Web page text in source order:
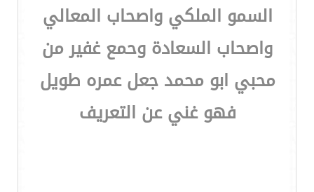
السمو الملكي واصحاب المعالي
واصحاب السعادة وحمع غفير من
محبي ابو محمد جعل عمره طويل
فهو غني عن التعريف